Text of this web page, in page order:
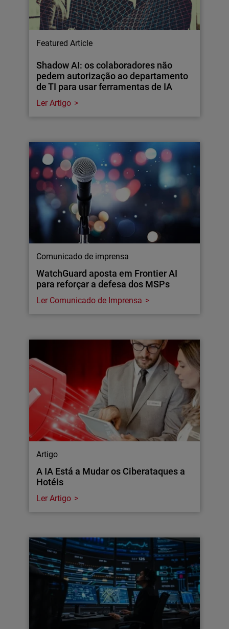
Featured Article
Shadow AI: os colaboradores não
pedem autorização ao departamento
de TI para usar ferramentas de IA
Ler Artigo
Comunicado de imprensa
WatchGuard aposta em Frontier AI
para reforçar a defesa dos MSPs
Ler Comunicado de Imprensa
Artigo
A IA Está a Mudar os Ciberataques a
Hotéis
Ler Artigo